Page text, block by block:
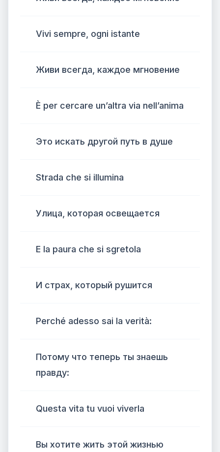
Vivi sempre, ogni istante
Живи всегда, каждое мгновение
È per cercare un’altra via nell’anima
Это искать другой путь в душе
Strada che si illumina
Улица, которая освещается
E la paura che si sgretola
И страх, который рушится
Perché adesso sai la verità:
Потому что теперь ты знаешь
правду:
Questa vita tu vuoi viverla
Вы хотите жить этой жизнью